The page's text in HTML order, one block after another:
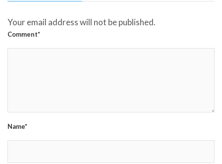
Your email address will not be published.
Comment*
Name*